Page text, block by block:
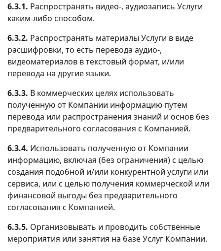
6.3.1. Распространять видео-, аудиозапись Услуги
каким-либо способом.
6.3.2. Распространять материалы Услуги в виде
расшифровки, то есть перевода аудио-,
видеоматериалов в текстовый формат, и/или
перевода на другие языки.
6.3.3. В коммерческих целях использовать
полученную от Компании информацию путем
перевода или распространения знаний и основ без
предварительного согласования с Компанией.
6.3.4. Использовать полученную от Компании
информацию, включая (без ограничения) с целью
создания подобной и/или конкурентной услуги или
сервиса, или с целью получения коммерческой или
финансовой выгоды без предварительного
согласования с Компанией.
6.3.5. Организовывать и проводить собственные
мероприятия или занятия на базе Услуг Компании.